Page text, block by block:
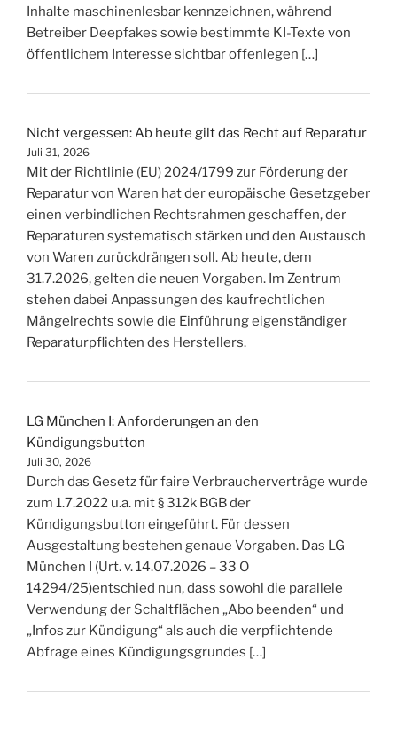
Inhalte maschinenlesbar kennzeichnen, während
Betreiber Deepfakes sowie bestimmte KI-Texte von
öffentlichem Interesse sichtbar offenlegen […]
Nicht vergessen: Ab heute gilt das Recht auf Reparatur
Juli 31, 2026
Mit der Richtlinie (EU) 2024/1799 zur Förderung der
Reparatur von Waren hat der europäische Gesetzgeber
einen verbindlichen Rechtsrahmen geschaffen, der
Reparaturen systematisch stärken und den Austausch
von Waren zurückdrängen soll. Ab heute, dem
31.7.2026, gelten die neuen Vorgaben. Im Zentrum
stehen dabei Anpassungen des kaufrechtlichen
Mängelrechts sowie die Einführung eigenständiger
Reparaturpflichten des Herstellers.
LG München I: Anforderungen an den
Kündigungsbutton
Juli 30, 2026
Durch das Gesetz für faire Verbraucherverträge wurde
zum 1.7.2022 u.a. mit § 312k BGB der
Kündigungsbutton eingeführt. Für dessen
Ausgestaltung bestehen genaue Vorgaben. Das LG
München I (Urt. v. 14.07.2026 – 33 O
14294/25)entschied nun, dass sowohl die parallele
Verwendung der Schaltflächen „Abo beenden“ und
„Infos zur Kündigung“ als auch die verpflichtende
Abfrage eines Kündigungsgrundes […]